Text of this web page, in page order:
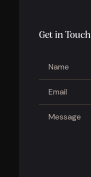
Get in Touch